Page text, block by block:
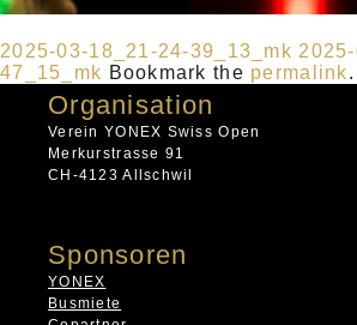
2025-03-18_21-24-39_13_mk
47_15_mk Bookmark the permalink.
Organisation
Verein YONEX Swiss Open
Merkurstrasse 91
CH-4123 Allschwil
Sponsoren
YONEX
Busmiete